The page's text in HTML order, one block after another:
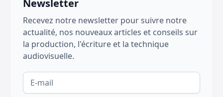
Newsletter
Recevez notre newsletter pour suivre notre
actualité, nos nouveaux articles et conseils sur
la production, l'écriture et la technique
audiovisuelle.